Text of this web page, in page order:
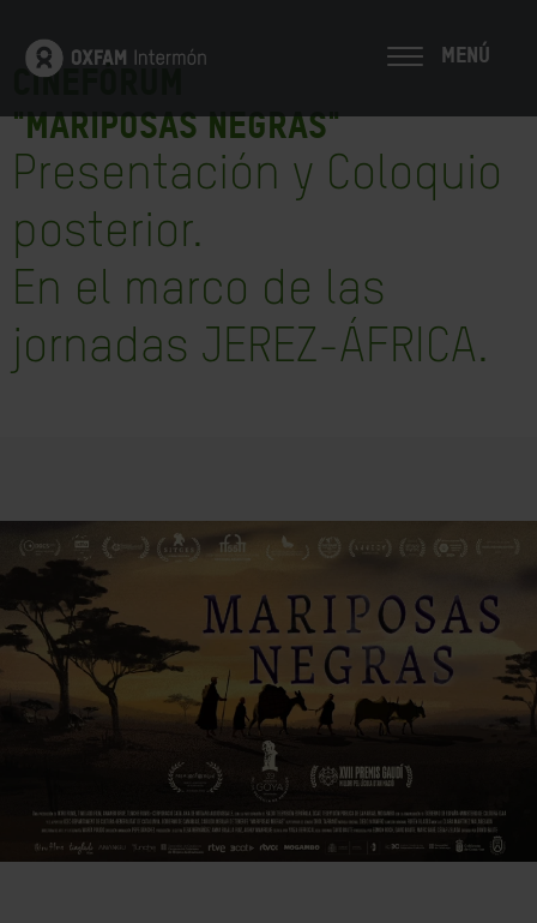
MENÚ
Cinefórum
"MARIPOSAS NEGRAS"
Presentación y Coloquio
posterior.
En el marco de las
jornadas JEREZ-ÁFRICA.